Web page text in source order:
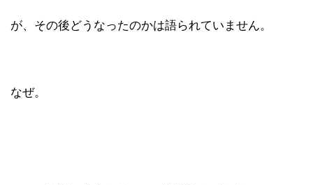
が、その後どうなったのかは語られていません。
なぜ。